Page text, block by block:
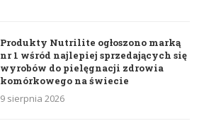
Produkty Nutrilite ogłoszono marką
nr 1 wśród najlepiej sprzedających się
wyrobów do pielęgnacji zdrowia
komórkowego na świecie
9 sierpnia 2026